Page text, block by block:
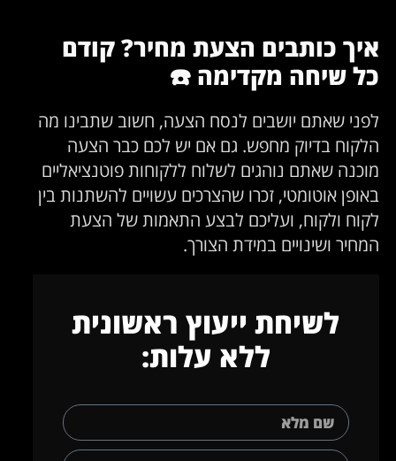
איך כותבים הצעת מחיר? קודם
כל שיחה מקדימה ☎️
לפני שאתם יושבים לנסח הצעה, חשוב שתבינו מה
הלקוח בדיוק מחפש. גם אם יש לכם כבר הצעה
מוכנה שאתם נוהגים לשלוח ללקוחות פוטנציאליים
באופן אוטומטי, זכרו שהצרכים עשויים להשתנות בין
לקוח ולקוח, ועליכם לבצע התאמות של הצעת
המחיר ושינויים במידת הצורך.
לשיחת ייעוץ ראשונית
ללא עלות: